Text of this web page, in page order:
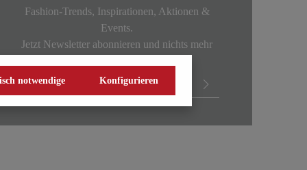
Fashion-Trends, Inspirationen, Aktionen &
Events.
Jetzt Newsletter abonnieren und nichts mehr
notwendige Konfigurieren